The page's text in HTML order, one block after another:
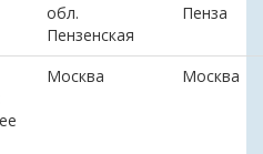
обл.
Пензенская
Пенза
Москва Москва